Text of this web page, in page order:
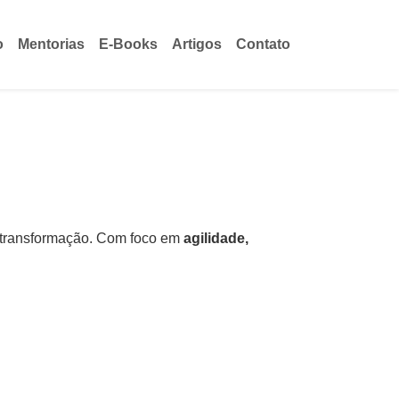
Mentorias E-Books Artigos Contato
Com foco em agilidade,